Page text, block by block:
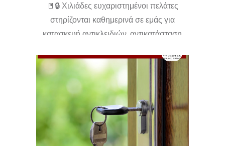
🚪🔒 Χιλιάδες ευχαριστημένοι πελάτες
στηρίζονται καθημερινά σε εμάς για
κατασκευή αντικλειδιών, αντικατάσταση
όλη την Κορινθία!
⏰🔑 Αν χρειάζεστε επαγγελματία άμεσα,
καλέστε μας τώρα και νιώστε σιγουριά
κάθε στιγμή!
🛎️📞 Επισκεφθείτε το κατάστημά μας και
γίνετε κι εσείς ακόμη ένας ικανοποιημένος